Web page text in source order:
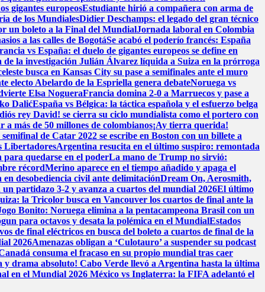
gigantes europeosEstudiante hirió a compañera con arma de
de los MundialesDidier Deschamps: el legado del gran técnico
un boleto a la Final del MundialJornada laboral en Colombia
a las calles de BogotáSe acabó el poderío francés: España
vs España: el duelo de gigantes europeos se define en
la investigación Julián Álvarez líquida a Suiza en la prórroga
busca en Kansas City su pase a semifinales ante el muro
electo Abelardo de la Espriella genera debateNoruega vs
Elsa NogueraFrancia domina 2-0 a Marruecos y pase a
DalićEspaña vs Bélgica: la táctica española y el esfuerzo belga
rey David! se cierra su ciclo mundialista como el portero con
más de 50 millones de colombianos¡Ay tierra querida!
de Catar 2022 se escribe en Boston con un billete a
LibertadoresArgentina resucita en el último suspiro: remontada
quedarse en el poderLa mano de Trump no sirvió:
récordMerino aparece en el tiempo añadido y apaga el
desobediencia civil ante delimitaciónDream On, Aerosmith,
partidazo 3-2 y avanza a cuartos del mundial 2026El último
la Tricolor busca en Vancouver los cuartos de final ante la
Bonito: Noruega elimina a la pentacampeona Brasil con un
para octavos y desata la polémica en el MundialEstados
de final eléctricos en busca del boleto a cuartos de final de la
2026Amenazas obligan a ‘Culotauro’ a suspender su podcast
consuma el fracaso en su propio mundial tras caer
y drama absoluto! Cabo Verde llevó a Argentina hasta la última
en el Mundial 2026 México vs Inglaterra: la FIFA adelantó el